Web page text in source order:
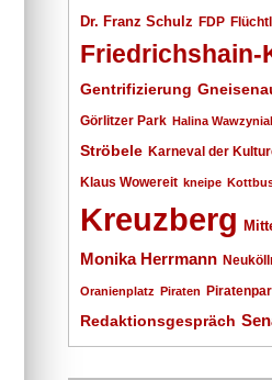
Dr. Franz Schulz FDP
Friedrichshain-
Gentrifizierung
Görlitzer Park Halina
Ströbele Karneval der
Klaus Wowereit kneipe
Kreuzberg
Monika Herrmann
Oranienplatz Piraten
Redaktionsgespräch